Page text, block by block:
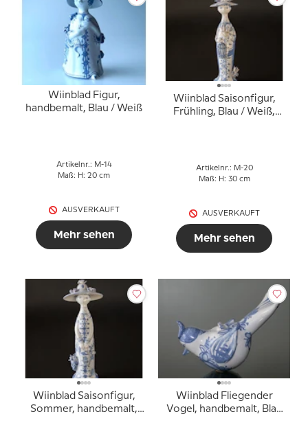
Wiinblad Figur,
handbemalt, Blau / Weiß
Artikelnr.: M-14
Maß: H: 20 cm
AUSVERKAUFT
Mehr sehen
Wiinblad Saisonfigur,
Frühling, Blau / Weiß,
Artikelnr.: M-20
Maß: H: 30 cm
AUSVERKAUFT
Mehr sehen
Wiinblad Saisonfigur,
Sommer, handbemalt,
Wiinblad Fliegender
Vogel, handbemalt, Blau